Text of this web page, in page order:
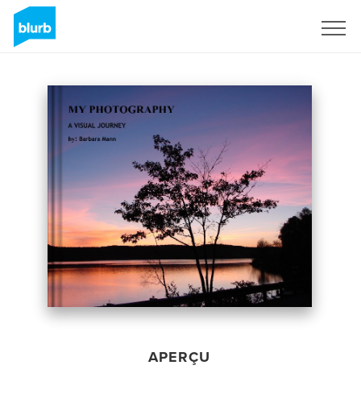
APERÇU